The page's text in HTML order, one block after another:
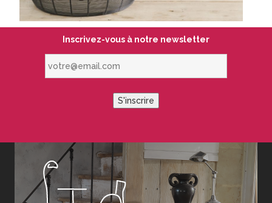
Inscrivez-vous à notre newsletter
S'inscrire